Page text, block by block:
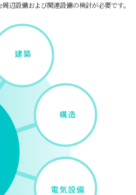
辺設備および関連設備の検討が必要です。